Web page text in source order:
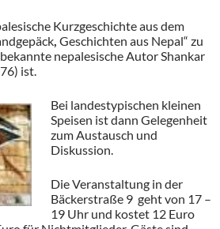
Kurzgeschichte aus dem
, Geschichten aus Nepal“ zu
nepalesische Autor Shankar
ist.
Bei landestypischen kleinen
Speisen ist dann Gelegenheit
zum Austausch und
Diskussion.
Die Veranstaltung in der
Bäckerstraße 9 geht von 17 –
19 Uhr und kostet 12 Euro